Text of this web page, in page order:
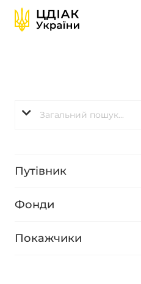
Путівник
Фонди
Покажчики